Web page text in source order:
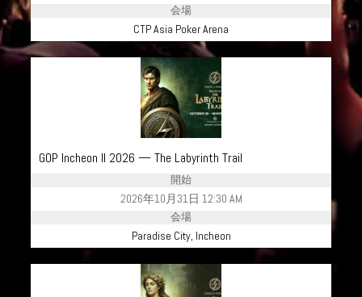
会場
CTP Asia Poker Arena
GOP Incheon II 2026 — The Labyrinth Trail
開始
2026年10月31日 12:30 AM
会場
Paradise City, Incheon